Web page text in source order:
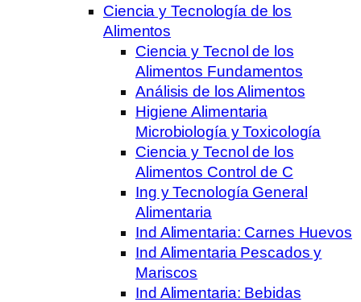
Ciencia y Tecnología de los
Alimentos
Ciencia y Tecnol de los
Alimentos Fundamentos
Análisis de los Alimentos
Higiene Alimentaria
Microbiología y Toxicología
Ciencia y Tecnol de los
Alimentos Control de C
Ing y Tecnología General
Alimentaria
Ind Alimentaria: Carnes Huevos
Ind Alimentaria Pescados y
Mariscos
Ind Alimentaria: Bebidas